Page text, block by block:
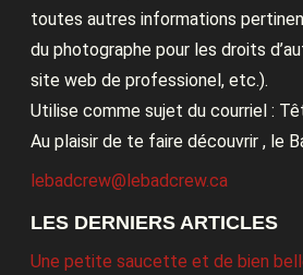
toutes autres informations
du photographe pour les droits
site web de professionel, etc.).
Utilise comme sujet du courriel :
Au plaisir de te faire découvrir , le
lebadcrew@lebadcrew.ca
LES DERNIERS ARTICLES
Une petite saucette et de bien